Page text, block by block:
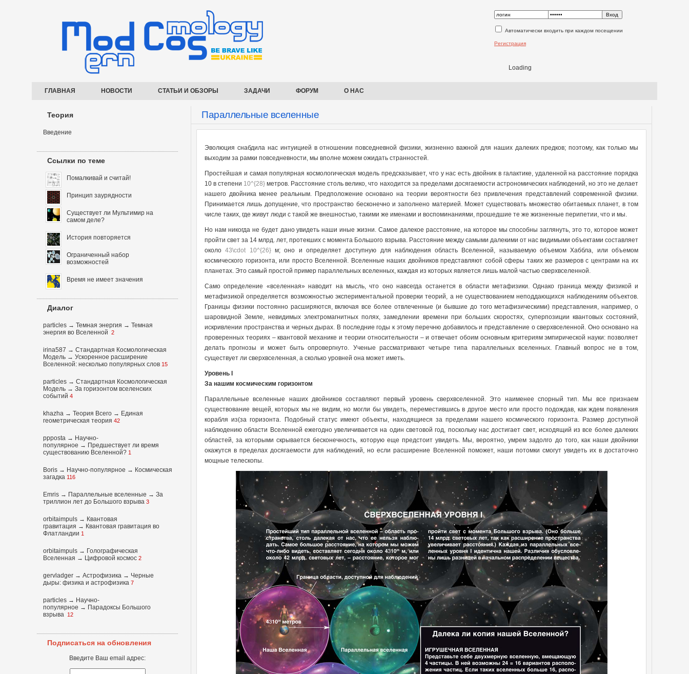
Автоматически входить при каждом посещении
Регистрация
Loading
ГЛАВНАЯ НОВОСТИ СТАТЬИ И ОБЗОРЫ ЗАДАЧИ ФОРУМ О НАС
Параллельные вселенные
Эволюция снабдила нас интуицией в отношении повседневной физики, жизненно важной для наших далеких предков; поэтому, как только мы
выходим за рамки повседневности, мы вполне можем ожидать странностей.
Простейшая и самая популярная космологическая модель предсказывает, что у нас есть двойник в галактике, удаленной на расстояние порядка
10 в степени 10^{28} метров. Расстояние столь велико, что находится за пределами досягаемости астрономических наблюдений, но это не делает
нашего двойника менее реальным. Предположение основано на теории вероятности без привлечения представлений современной физики.
Принимается лишь допущение, что пространство бесконечно и заполнено материей. Может существовать множество обитаемых планет, в том
числе таких, где живут люди с такой же внешностью, такими же именами и воспоминаниями, прошедшие те же жизненные перипетии, что и мы.
Но нам никогда не будет дано увидеть наши иные жизни. Самое далекое расстояние, на которое мы способны заглянуть, это то, которое может
пройти свет за 14 млрд. лет, протекших с момента Большого взрыва. Расстояние между самыми далекими от нас видимыми объектами составляет
около43\cdot 10^{26}м; оно и определяет доступную для наблюдения область Вселенной, называемую объемом Хаббла, или объемом
космического горизонта, или просто Вселенной. Вселенные наших двойников представляют собой сферы таких же размеров с центрами на их
планетах. Это самый простой пример параллельных вселенных, каждая из которых является лишь малой частью сверхвселенной.
Само определение «вселенная» наводит на мысль, что оно навсегда останется в области метафизики. Однако граница между физикой и
метафизикой определяется возможностью экспериментальной проверки теорий, а не существованием неподдающихся наблюдениям объектов.
Границы физики постоянно расширяются, включая все более отвлеченные (и бывшие до того метафизическими) представления, например, о
шаровидной Земле, невидимых электромагнитных полях, замедлении времени при больших скоростях, суперпозиции квантовых состояний,
искривлении пространства и черных дырах. В последние годы к этому перечню добавилось и представление о сверхвселенной. Оно основано на
проверенных теориях – квантовой механике и теории относительности – и отвечает обоим основным критериям эмпирической науки: позволяет
делать прогнозы и может быть опровергнуто. Ученые рассматривают четыре типа параллельных вселенных. Главный вопрос не в том,
существует ли сверхвселенная, а сколько уровней она может иметь.
Уровень I
За нашим космическим горизонтом
Параллельные вселенные наших двойников составляют первый уровень сверхвселенной. Это наименее спорный тип. Мы все признаем
существование вещей, которых мы не видим, но могли бы увидеть, переместившись в другое место или просто подождав, как ждем появления
корабля из(за горизонта. Подобный статус имеют объекты, находящиеся за пределами нашего космического горизонта. Размер доступной
наблюдению области Вселенной ежегодно увеличивается на один световой год, поскольку нас достигает свет, исходящий из все более далеких
областей, за которыми скрывается бесконечность, которую еще предстоит увидеть. Мы, вероятно, умрем задолго до того, как наши двойники
окажутся в пределах досягаемости для наблюдений, но если расширение Вселенной поможет, наши потомки смогут увидеть их в достаточно
мощные телескопы.
Теория
Введение
Ссылки по теме
Помалкивай и считай!
Принцип заурядности
Существует ли Мультимир на
самом деле?
История повторяется
Ограниченный набор
возможностей
Время не имеет значения
Диалог
particles → Темная энергия → Темная
энергия во Вселенной 2
irina587 → Стандартная Космологическая
Модель → Ускоренное расширение
Вселенной: несколько популярных слов 15
particles → Стандартная Космологическая
Модель → За горизонтом вселенских
событий 4
khazha → Теория Всего → Единая
геометрическая теория 42
ppposta → Научно-
популярное → Предшествует ли время
существованию Вселенной? 1
Boris → Научно-популярное → Космическая
загадка 116
Emris → Параллельные вселенные → За
триллион лет до Большого взрыва 3
orbitaimpuls → Квантовая
гравитация → Квантовая гравитация во
Флатландии 1
orbitaimpuls → Голографическая
Вселенная → Цифровой космос 2
gervladger → Астрофизика → Черные
дыры: физика и астрофизика 7
particles → Научно-
популярное → Парадоксы Большого
взрыва 12
Подписаться на обновления
Введите Ваш email адрес: